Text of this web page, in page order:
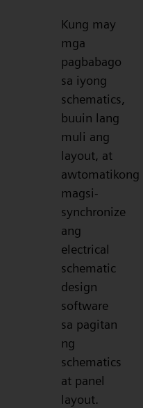
Kung may
mga
pagbabago
sa iyong
schematics,
buuin lang
muli ang
layout, at
awtomatikong
magsi-
synchronize
ang
electrical
schematic
design
software
sa pagitan
ng
schematics
at panel
layout.